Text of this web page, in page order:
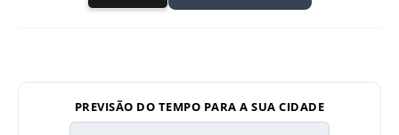
PREVISÃO DO TEMPO PARA A SUA CIDADE